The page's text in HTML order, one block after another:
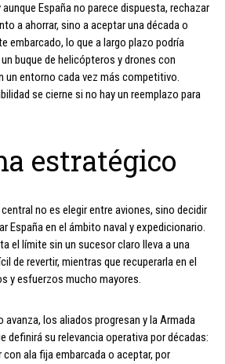
España no parece dispuesta, rechazar
a ahorrar, sino a aceptar una década o
embarcado, lo que a largo plazo podría
buque de helicópteros y drones con
un entorno cada vez más competitivo.
se cierne si no hay un reemplazo para
estratégico
no es elegir entre aviones, sino decidir
España en el ámbito naval y expedicionario.
el límite sin un sucesor claro lleva a una
de revertir, mientras que recuperarla en el
y esfuerzos mucho mayores.
los aliados progresan y la Armada
definirá su relevancia operativa por décadas:
ala fija embarcada o aceptar, por